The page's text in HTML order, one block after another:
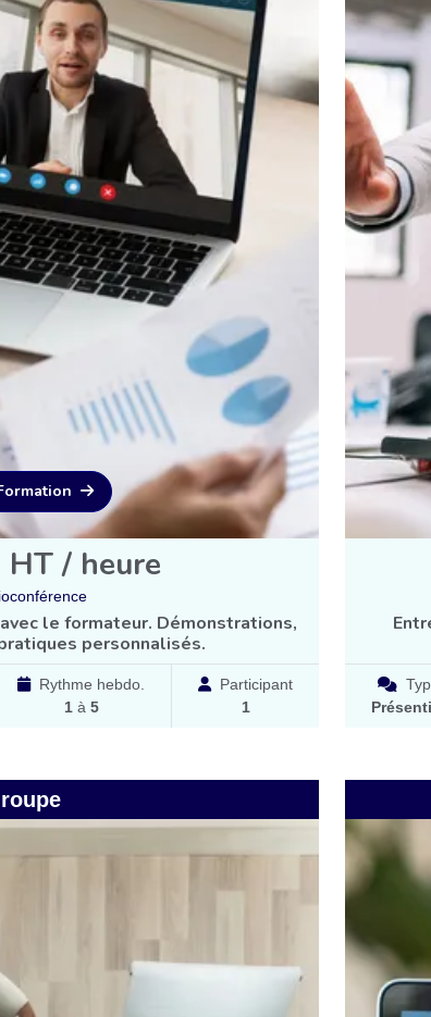
/ heure
le formateur. Démonstrations,
personnalisés.
Rythme hebdo.
1à 5
Participant
1